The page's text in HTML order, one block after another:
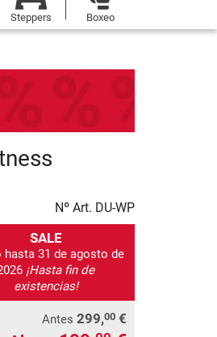
Steppers Boxeo
Nº Art. DU-WP
SALE
hasta 31 de agosto de
¡Hasta fin de
existencias!
Antes 299,00 €